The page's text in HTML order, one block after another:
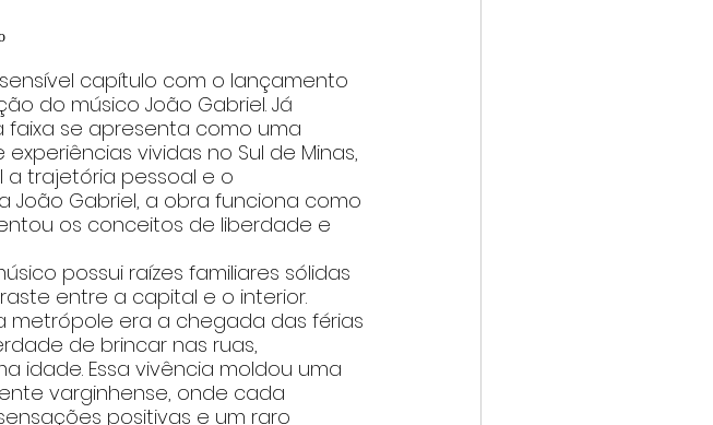
capítulo com o lançamento
do músico João Gabriel. Já
faixa se apresenta como uma
vividas no Sul de Minas,
trajetória pessoal e o
João Gabriel, a obra funciona como
os conceitos de liberdade e
possui raízes familiares sólidas
entre a capital e o interior.
metrópole era a chegada das férias
de brincar nas ruas,
idade. Essa vivência moldou uma
varginhense, onde cada
positivas e um raro